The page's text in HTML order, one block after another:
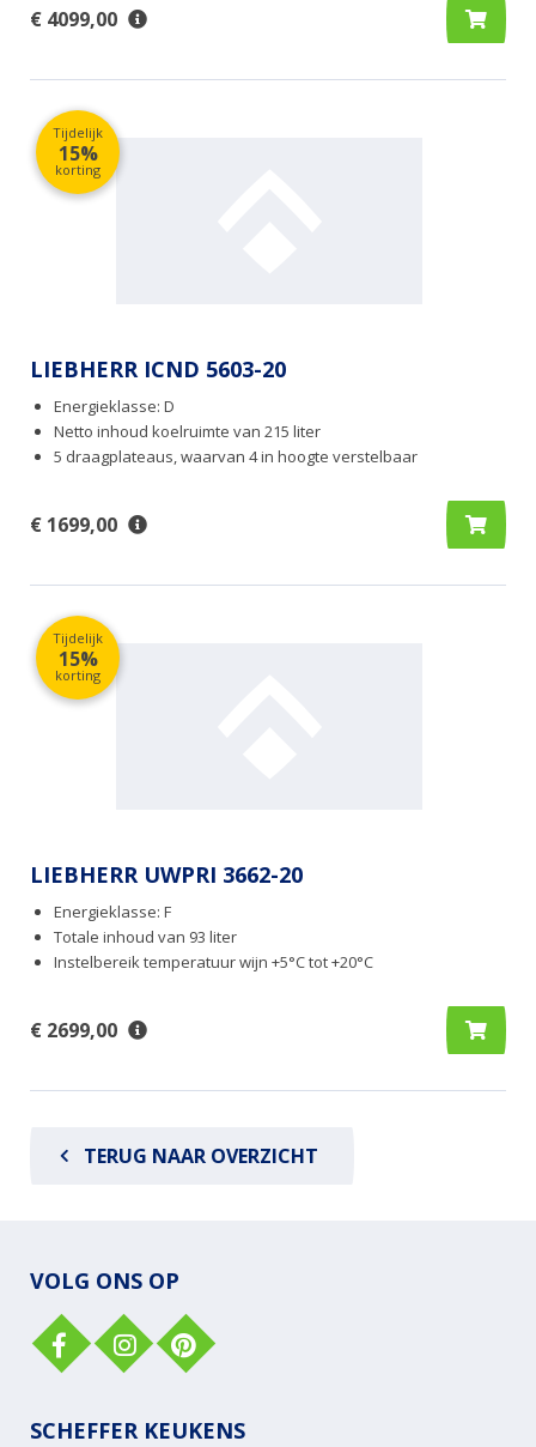
€ 4099,00
Tijdelijk
15%
korting
LIEBHERR ICND 5603-20
Energieklasse: D
Netto inhoud koelruimte van 215 liter
5 draagplateaus, waarvan 4 in hoogte verstelbaar
€ 1699,00
Tijdelijk
15%
korting
LIEBHERR UWPRI 3662-20
Energieklasse: F
Totale inhoud van 93 liter
Instelbereik temperatuur wijn +5°C tot +20°C
€ 2699,00
TERUG NAAR OVERZICHT
VOLG ONS OP
SCHEFFER KEUKENS